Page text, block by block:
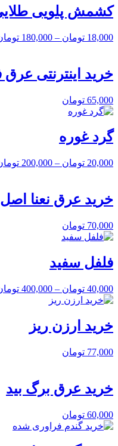
کشمش پلویی
18,000 تومان –
180,000
خرید اینترنتی
65,000 تومان
گرد غوره
20,000 تومان –
200,000
خرید عرق نعنا اصل
70,000 تومان
فلفل سفید
40,000 تومان –
400,000
خرید ارزن ریز
77,000 تومان
خرید عرق برگ بید
60,000 تومان